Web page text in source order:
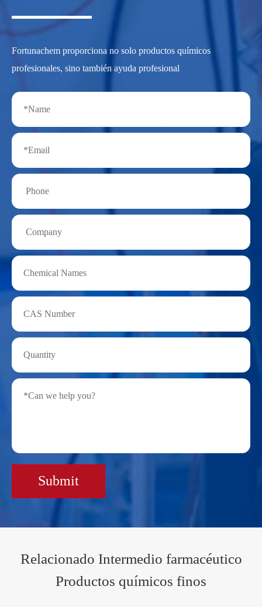
Fortunachem proporciona no solo productos químicos
profesionales, sino también ayuda profesional
Submit
Relacionado Intermedio farmacéutico
Productos químicos finos